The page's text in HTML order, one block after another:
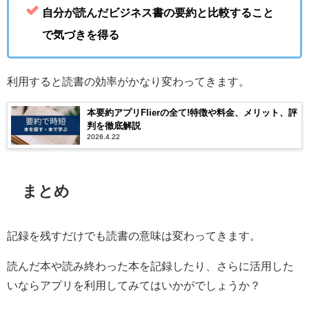
自分が読んだビジネス書の要約と比較すること
で気づきを得る
利用すると読書の効率がかなり変わってきます。
本要約アプリFlierの全て!特徴や料金、メリット、評
判を徹底解説
2026.4.22
まとめ
記録を残すだけでも読書の意味は変わってきます。
読んだ本や読み終わった本を記録したり、さらに活用した
いならアプリを利用してみてはいかがでしょうか？